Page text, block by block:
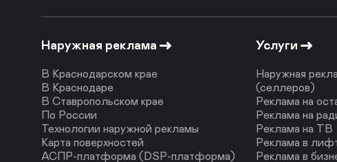
Наружная реклама
В Краснодарском крае
В Краснодаре
В Ставропольском крае
По России
Технологии наружной рекламы
Карта поверхностей
АСПР-платформа (DSP-платформа)
Услуги
Наружная
(селлеров)
Реклама на
Реклама на
Реклама на ТВ
Реклама в
Реклама в